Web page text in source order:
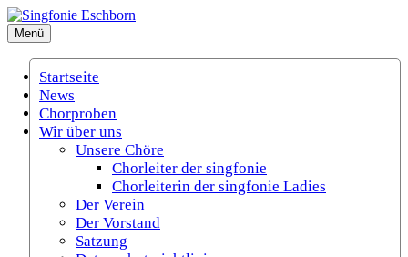
Zum
Inhalt
springen
Singfonie Eschborn
(Gemischter Chor Eschborn e.V.)
Menü
Startseite
News
Chorproben
Wir über uns
Unsere Chöre
Chorleiter der singfonie
Chorleiterin der singfonie Ladies
Der Verein
Der Vorstand
Satzung